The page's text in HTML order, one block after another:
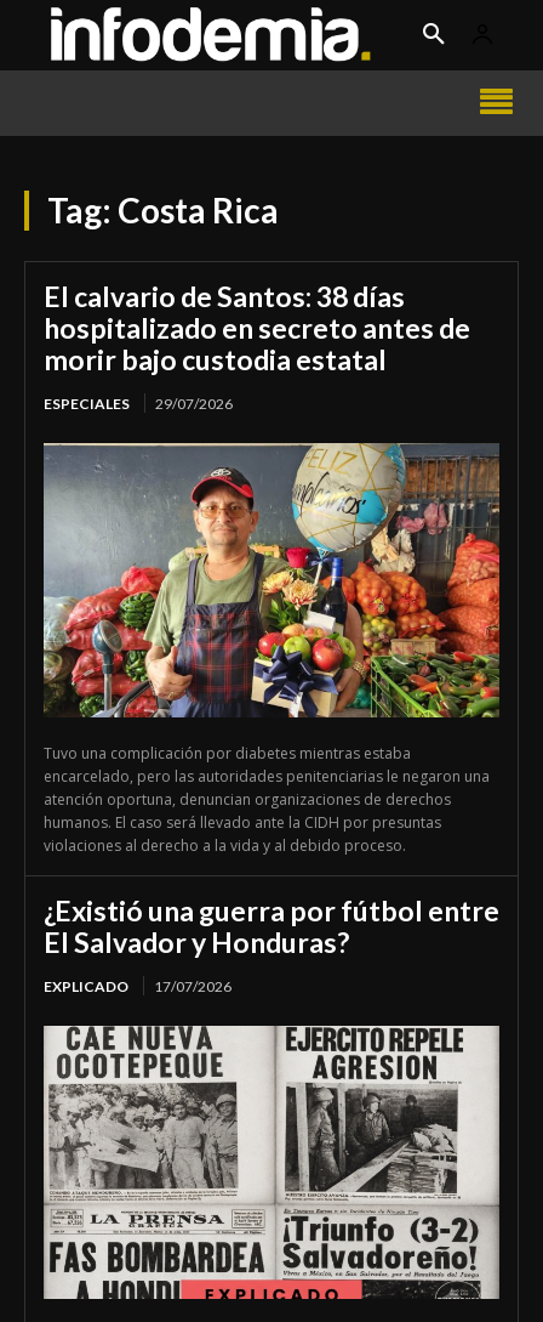
Tag: Costa Rica
El calvario de Santos: 38 días
hospitalizado en secreto antes de
morir bajo custodia estatal
ESPECIALES 29/07/2026
Tuvo una complicación por diabetes mientras estaba
encarcelado, pero las autoridades penitenciarias le negaron una
atención oportuna, denuncian organizaciones de derechos
humanos. El caso será llevado ante la CIDH por presuntas
violaciones al derecho a la vida y al debido proceso.
¿Existió una guerra por fútbol entre
El Salvador y Honduras?
EXPLICADO 17/07/2026